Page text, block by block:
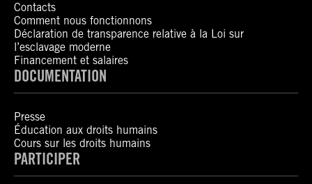
Contacts
Comment nous fonctionnons
Déclaration de transparence relative à la Loi sur
l’esclavage moderne
Financement et salaires
DOCUMENTATION
Presse
Éducation aux droits humains
Cours sur les droits humains
PARTICIPER